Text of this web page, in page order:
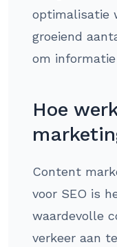
optimalisatie
groeiend
om
Hoe
Content
voor SEO is
waardevolle
verkeer aan